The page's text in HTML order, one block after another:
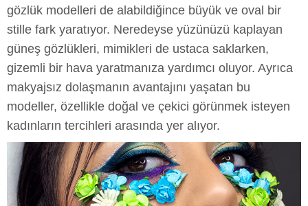
gözlük modelleri de alabildiğince büyük ve oval bir
stille fark yaratıyor. Neredeyse yüzünüzü kaplayan
güneş gözlükleri, mimikleri de ustaca saklarken,
gizemli bir hava yaratmanıza yardımcı oluyor. Ayrıca
makyajsız dolaşmanın avantajını yaşatan bu
modeller, özellikle doğal ve çekici görünmek isteyen
kadınların tercihleri arasında yer alıyor.